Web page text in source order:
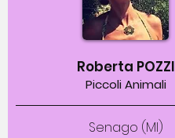
Roberta POZZI
Piccoli Animali
Senago (MI)